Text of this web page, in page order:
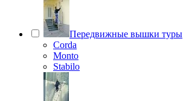
Передвижные вышки туры
Corda
Monto
Stabilo